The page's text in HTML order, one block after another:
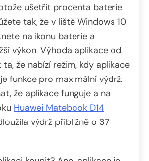
ušetřit procenta baterie
tak, že v liště Windows 10
na ikonu baterie a
výkon. Výhoda aplikace od
ta, že nabízí režim, kdy aplikace
funkce pro maximální výdrž.
že aplikace funguje a na
Huawei Matebook D14
výdrž přibližně o 37